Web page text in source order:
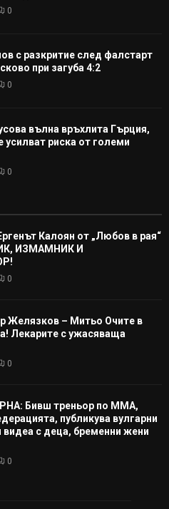
0
с разкритие след фалстарт
при загуба 4:2
0
вълна връхлита Гърция,
усилват риска от големи
0
Калоян от „Любов в рая“
ИЗМАМНИК И
0
Желязков – Митьо Очите в
Лекарите с ужасяваща
0
Бивш треньор по ММА,
публикува вулгарни
с деца, бременни жени
0